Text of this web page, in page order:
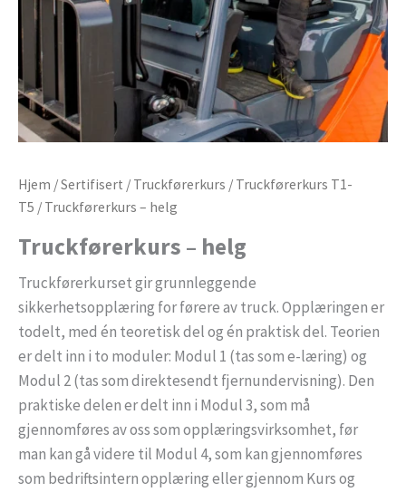
Hjem /Sertifisert / Truckførerkurs / Truckførerkurs T1-
T5 / Truckførerkurs – helg
Truckførerkurs – helg
Truckførerkurset gir grunnleggende
sikkerhetsopplæring for førere av truck. Opplæringen er
todelt, med én teoretisk del og én praktisk del. Teorien
er delt inn i to moduler: Modul 1 (tas som e-læring) og
Modul 2 (tas som direktesendt fjernundervisning). Den
praktiske delen er delt inn i Modul 3, som må
gjennomføres av oss som opplæringsvirksomhet, før
man kan gå videre til Modul 4, som kan gjennomføres
som bedriftsintern opplæring eller gjennom Kurs og